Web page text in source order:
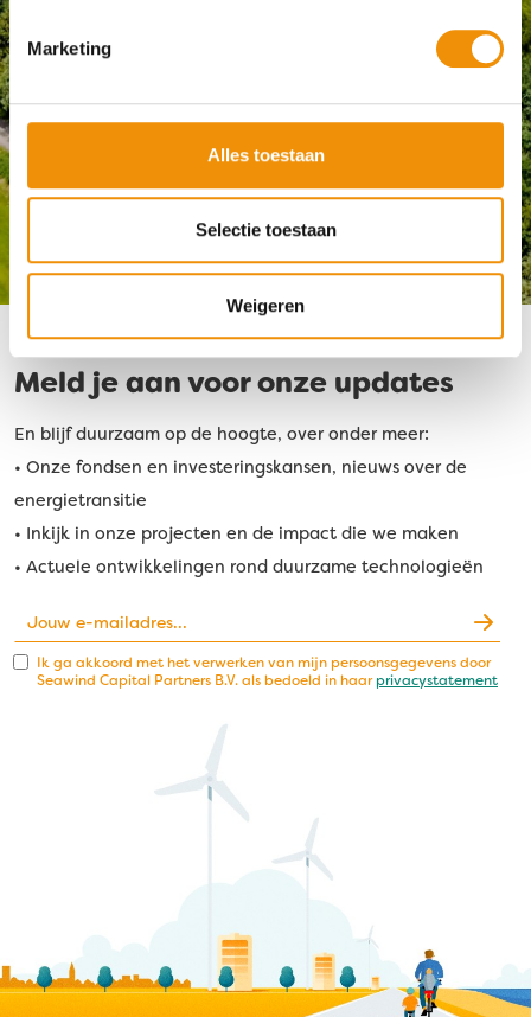
Marketing
Alles toestaan
Selectie toestaan
Weigeren
•
•
•
Meld je aan voor onze updates
En blijf duurzaam op de hoogte, over onder meer:
• Onze fondsen en investeringskansen, nieuws over de
energietransitie
• Inkijk in onze projecten en de impact die we maken
• Actuele ontwikkelingen rond duurzame technologieën
Ik ga akkoord met het verwerken van mijn persoonsgegevens door
Seawind Capital Partners B.V. als bedoeld in haarprivacystatement